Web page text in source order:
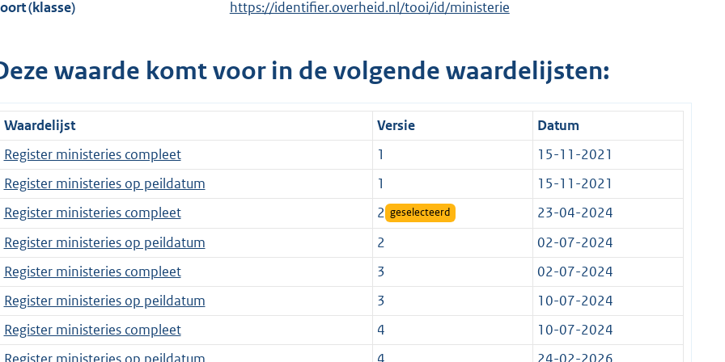
(klasse) https://identifier.overheid.nl/tooi/id/ministerie
waarde komt voor in de volgende waardelijsten:
Waardelijst Versie
Datum
Register ministeries compleet
1
15-11-2021
Register ministeries op peildatum
1
15-11-2021
Register ministeries compleet
2 geselecteerd
23-04-2024
Register ministeries op peildatum
2
02-07-2024
Register ministeries compleet
3
02-07-2024
Register ministeries op peildatum
3
10-07-2024
Register ministeries compleet
4
10-07-2024